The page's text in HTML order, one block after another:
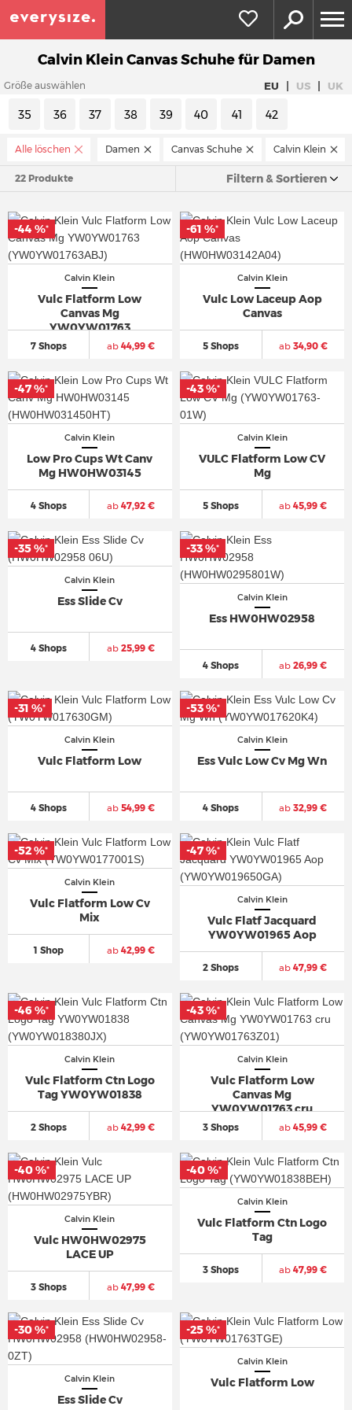
Calvin Klein Canvas Schuhe für Damen
Größe auswählen EU | US | UK
35 36 37 38 39 40 41 42
Alle löschen Damen Canvas Schuhe Calvin Klein
22 Produkte Filtern & Sortieren
Calvin Klein
Vulc Flatform Low
Canvas Mg
YW0YW01763
7 Shops ab44,99 €
-44 %*
Calvin Klein
Vulc Low Laceup Aop
Canvas
5 Shops ab34,90 €
-61 %*
Calvin Klein
Low Pro Cups Wt Canv
Mg HW0HW03145
4 Shops ab47,92 €
-47 %*
Calvin Klein
VULC Flatform Low CV
Mg
5 Shops ab 45,99 €
-43 %*
Calvin Klein
Ess Slide Cv
4 Shops ab25,99 €
-35 %*
Calvin Klein
Ess HW0HW02958
4 Shops ab 26,99 €
-33 %*
Calvin Klein
Vulc Flatform Low
4 Shops ab54,99 €
-31 %*
Calvin Klein
Ess Vulc Low Cv Mg Wn
4 Shops ab 32,99 €
-53 %*
Calvin Klein
Vulc Flatform Low Cv
Mix
1 Shop ab42,99 €
-52 %*
Calvin Klein
Vulc Flatf Jacquard
YW0YW01965 Aop
2 Shops ab 47,99 €
-47 %*
Calvin Klein
Vulc Flatform Ctn Logo
Tag YW0YW01838
2 Shops ab42,99 €
-46 %*
Calvin Klein
Vulc Flatform Low
Canvas Mg
YW0YW01763 cru
3 Shops ab 45,99 €
-43 %*
Calvin Klein
Vulc HW0HW02975
LACE UP
3 Shops ab47,99 €
-40 %*
Calvin Klein
Vulc Flatform Ctn Logo
Tag
3 Shops ab 47,99 €
-40 %*
Calvin Klein
Ess Slide Cv
-30 %*
Calvin Klein
Vulc Flatform Low
-25 %*